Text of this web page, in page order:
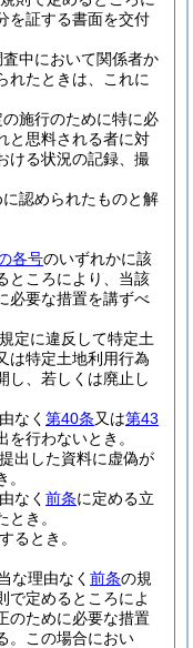
を証する書面を交付
中において関係者か
れたときは、これに
施行のために特に必
と思料される者に対
ける状況の記録、撮
認められたものと解
各号のいずれかに該
ところにより、当該
必要な措置を講ずべ
定に違反して特定土
は特定土地利用行為
し、若しくは廃止し
なく 第40条又は第43
行わないとき。
出した資料に虚偽が
なく 前条に定める立
き。
るとき。
な理由なく 前条の規
で定めるところによ
のために必要な措置
この場合におい